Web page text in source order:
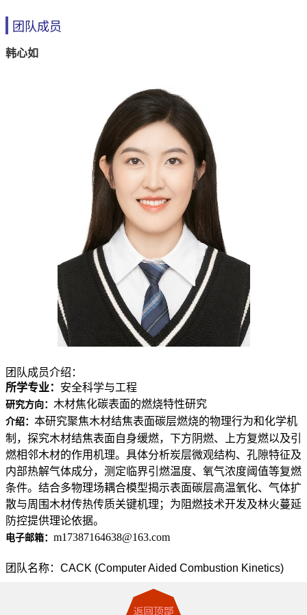
团队成员
韩心如
团队成员介绍：
所学专业： 安全科学与工程
研究方向： 木材焦化碳表面的燃烧特性研究
介绍： 本研究聚焦木材结焦表面碳层燃烧的物理行为和化学机
制，探究木材结焦表面自身缓燃，下方阴燃、上方复燃以及引
燃相邻木材的作用机理。具体分析炭层微观结构、孔隙特征及
内部热解气体成分，测定临界引燃温度、氧气浓度阈值等复燃
条件。结合多物理场耦合模型揭示表面碳层高温氧化、气体扩
散与周围木材传热传质关键机理；为阻燃技术开发及林火蔓延
防控提供理论依据。
电子邮箱： m17387164638@163.com
团队名称：CACK (Computer Aided Combustion Kinetics)